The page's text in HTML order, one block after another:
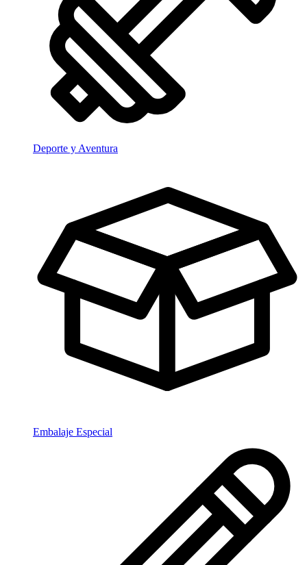
Deporte y Aventura
Embalaje Especial